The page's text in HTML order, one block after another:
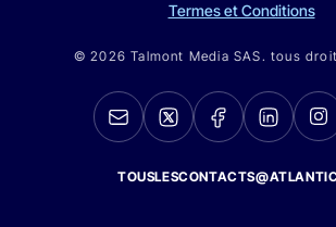
Termes et Conditions
© 2026 Talmont Media SAS. tous